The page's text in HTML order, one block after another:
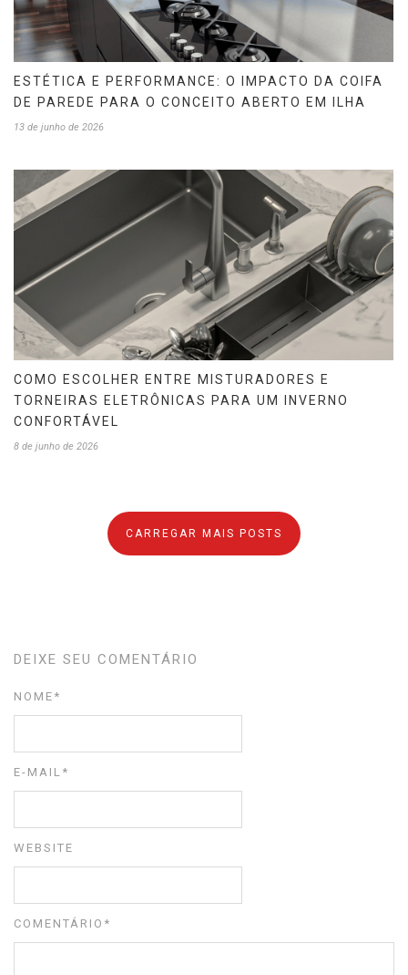
ESTÉTICA E PERFORMANCE: O IMPACTO DA COIFA
DE PAREDE PARA O CONCEITO ABERTO EM ILHA
13 de junho de 2026
COMO ESCOLHER ENTRE MISTURADORES E
TORNEIRAS ELETRÔNICAS PARA UM INVERNO
CONFORTÁVEL
8 de junho de 2026
CARREGAR MAIS POSTS
DEIXE SEU COMENTÁRIO
COMENTÁRIO *
NOME *
E-MAIL *
WEBSITE